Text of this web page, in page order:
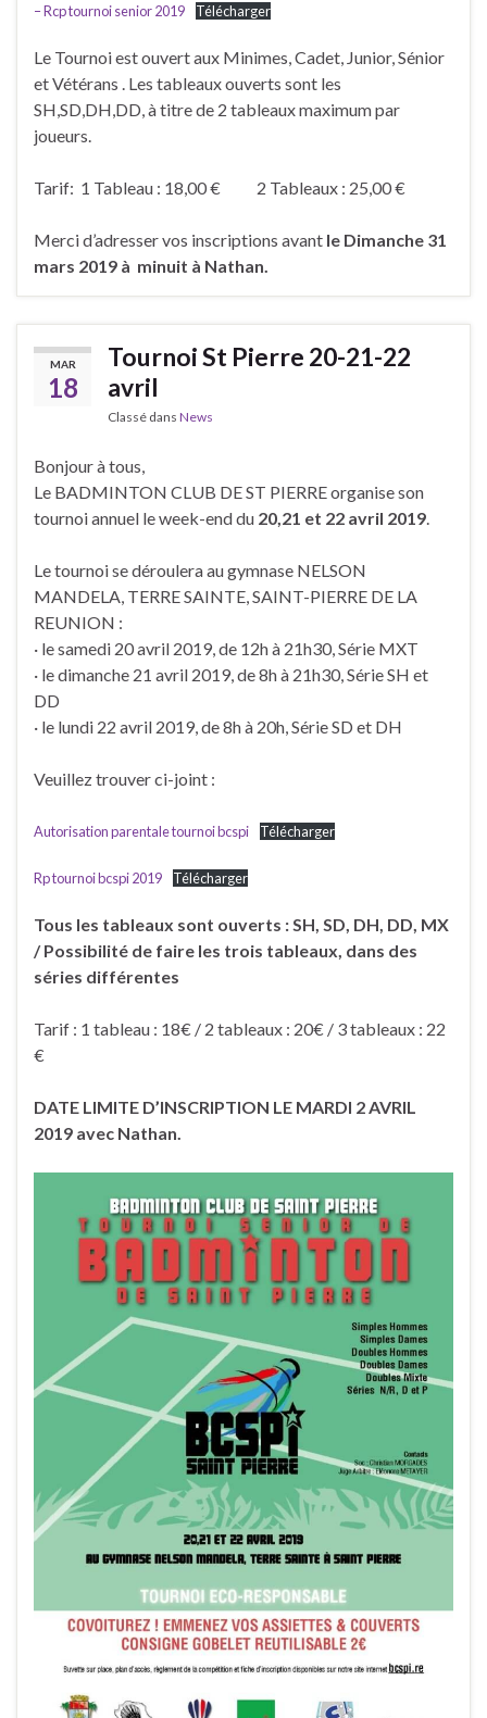
– Rcp tournoi senior 2019 Télécharger
Le Tournoi est ouvert aux Minimes, Cadet, Junior, Sénior
et Vétérans . Les tableaux ouverts sont les
SH,SD,DH,DD, à titre de 2 tableaux maximum par
joueurs.
Tarif: 1 Tableau : 18,00 € 2 Tableaux : 25,00 €
Merci d’adresser vos inscriptions avant le Dimanche 31
mars 2019 à minuit à Nathan.
MAR
18
Tournoi St Pierre 20-21-22
avril
Classé dans News
Bonjour à tous,
Le BADMINTON CLUB DE ST PIERRE organise son
tournoi annuel le week-end du 20,21 et 22 avril 2019
Le tournoi se déroulera au gymnase NELSON
MANDELA, TERRE SAINTE, SAINT-PIERRE DE LA
REUNION :
· le samedi 20 avril 2019, de 12h à 21h30, Série MXT
· le dimanche 21 avril 2019, de 8h à 21h30, Série SH et
DD
· le lundi 22 avril 2019, de 8h à 20h, Série SD et DH
Veuillez trouver ci-joint :
Autorisation parentale tournoi bcspi Télécharger
Rp tournoi bcspi 2019 Télécharger
Tous les tableaux sont ouverts : SH, SD, DH, DD, MX
/ Possibilité de faire les trois tableaux, dans des
séries différentes
Tarif : 1 tableau : 18€ / 2 tableaux : 20€ / 3 tableaux : 22
€
DATE LIMITE D’INSCRIPTION LE MARDI 2 AVRIL
2019 avec Nathan.